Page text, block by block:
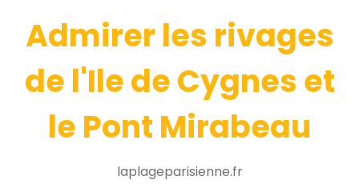
Admirer les rivages
de l'Ile de Cygnes et
le Pont Mirabeau
laplageparisienne.fr